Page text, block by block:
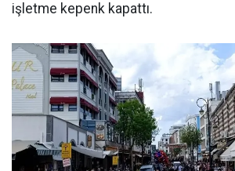
işletme kepenk kapattı.